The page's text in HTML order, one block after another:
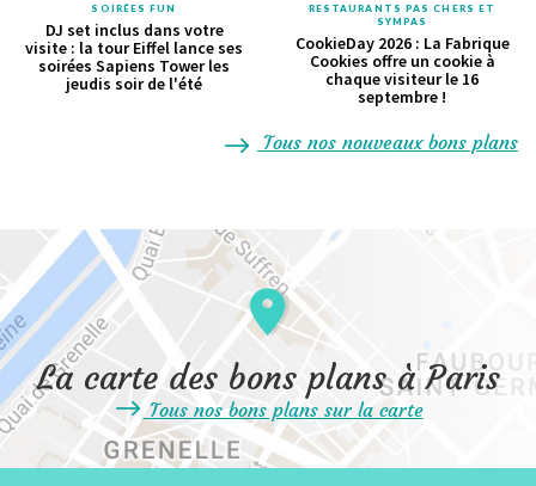
SOIRÉES FUN
DJ set inclus dans votre
visite : la tour Eiffel lance ses
soirées Sapiens Tower les
jeudis soir de l'été
RESTAURANTS PAS CHERS ET
SYMPAS
CookieDay 2026 : La Fabrique
Cookies offre un cookie à
chaque visiteur le 16
septembre !
Tous nos nouveaux bons plans
La carte des bons plans à Paris
Tous nos bons plans sur la carte